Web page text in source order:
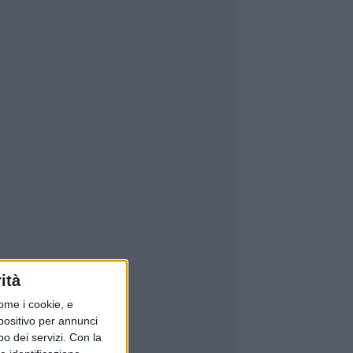
i cookie, e
per annunci
dei servizi. Con la